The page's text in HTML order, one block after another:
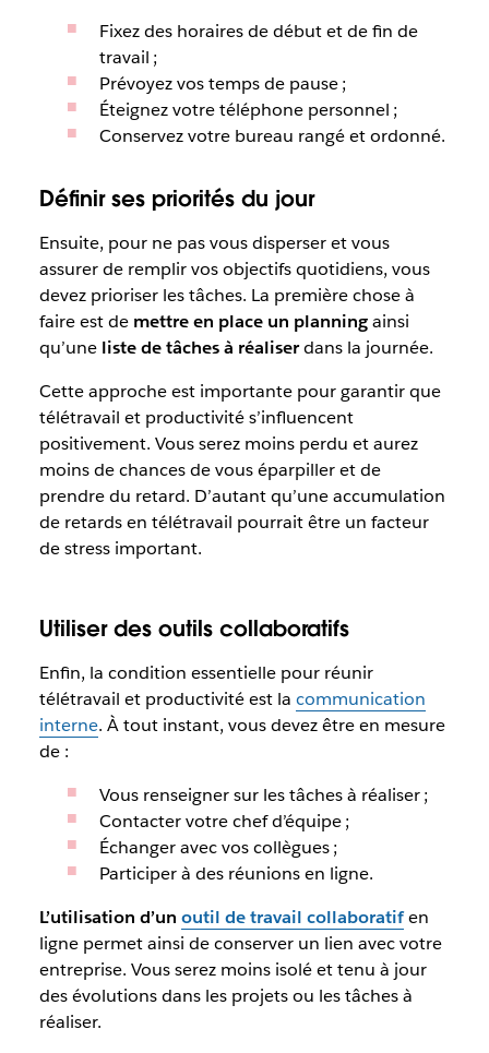
Fixez des horaires de début et de fin de
travail ;
Prévoyez vos temps de pause ;
Éteignez votre téléphone personnel ;
Conservez votre bureau rangé et ordonné.
Définir ses priorités du jour
Ensuite, pour ne pas vous disperser et vous
assurer de remplir vos objectifs quotidiens, vous
devez prioriser les tâches. La première chose à
faire est demettre en place un planningainsi
qu’une liste de tâches à réaliserdans la journée.
Cette approche est importante pour garantir que
télétravail et productivité s’influencent
positivement. Vous serez moins perdu et aurez
moins de chances de vous éparpiller et de
prendre du retard. D’autant qu’une accumulation
de retards en télétravail pourrait être un facteur
de stress important.
Utiliser des outils collaboratifs
Enfin, la condition essentielle pour réunir
télétravail et productivité est la communication
interne. À tout instant, vous devez être en mesure
de :
Vous renseigner sur les tâches à réaliser ;
Contacter votre chef d’équipe ;
Échanger avec vos collègues ;
Participer à des réunions en ligne.
L’utilisation d’un outil de travail collaboratifen
ligne permet ainsi de conserver un lien avec votre
entreprise. Vous serez moins isolé et tenu à jour
des évolutions dans les projets ou les tâches à
réaliser.